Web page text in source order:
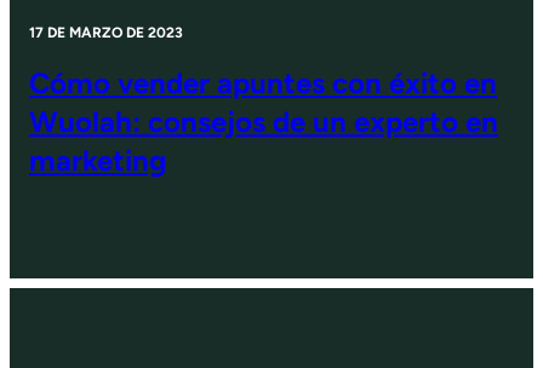
17 DE MARZO DE 2023
Cómo vender apuntes con éxito en
Wuolah: consejos de un experto en
marketing